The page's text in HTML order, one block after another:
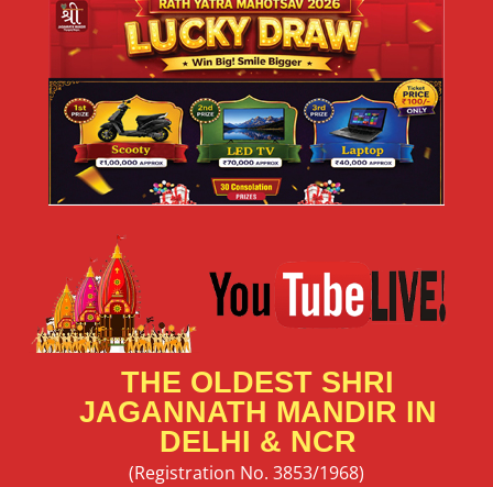
THE OLDEST SHRI
JAGANNATH MANDIR IN
DELHI & NCR
(Registration No. 3853/1968)